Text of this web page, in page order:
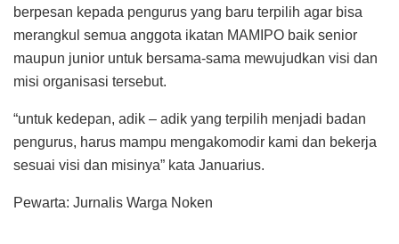
berpesan kepada pengurus yang baru terpilih agar bisa
merangkul semua anggota ikatan MAMIPO baik senior
maupun junior untuk bersama-sama mewujudkan visi dan
misi organisasi tersebut.
“untuk kedepan, adik – adik yang terpilih menjadi badan
pengurus, harus mampu mengakomodir kami dan bekerja
sesuai visi dan misinya” kata Januarius.
Pewarta: Jurnalis Warga Noken